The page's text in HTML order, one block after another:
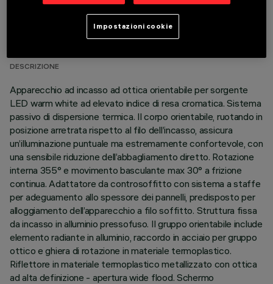
DATI TECNICI
ULTIMO AGGIORNAMENTO: 01/08/2026
DESCRIZIONE
Apparecchio ad incasso ad ottica orientabile per sorgente
LED warm white ad elevato indice di resa cromatica. Sistema
passivo di dispersione termica. Il corpo orientabile, ruotando in
posizione arretrata rispetto al filo dell’incasso, assicura
un’illuminazione puntuale ma estremamente confortevole, con
una sensibile riduzione dell’abbagliamento diretto. Rotazione
interna 355° e movimento basculante max 30° a frizione
continua. Adattatore da controsoffitto con sistema a staffe
per adeguamento allo spessore dei pannelli, predisposto per
alloggiamento dell’apparecchio a filo soffitto. Struttura fissa
da incasso in alluminio pressofuso. Il gruppo orientabile include
elemento radiante in alluminio, raccordo in acciaio per gruppo
ottico e ghiera di rotazione in materiale termoplastico.
Riflettore in materiale termoplastico metallizzato con ottica
ad alta definizione - apertura wide flood. Schermo
Impostazioni cookie